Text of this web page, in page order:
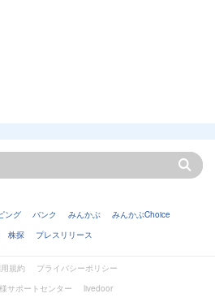
ング バンク みんかぶ
みんかぶChoice
株探 プレスリリース
規約
プライバシーポリシー
サポートセンター
livedoor